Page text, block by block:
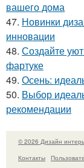
вашего дома
47. Новинки
инновации
48. Создайте
фартуке
49. Осень:
50. Выбор
рекомендации
© 2026 Дизайн
Контакты